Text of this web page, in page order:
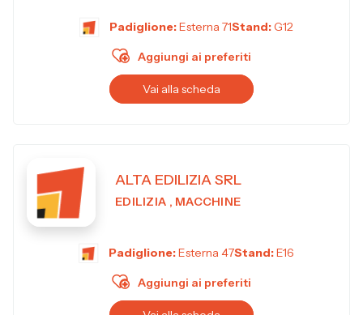
Padiglione:Esterna 71Stand: G12
Aggiungi ai preferiti
Vai alla scheda
ALTA EDILIZIA SRL
EDILIZIA , MACCHINE
Padiglione:Esterna 47Stand:E16
Aggiungi ai preferiti